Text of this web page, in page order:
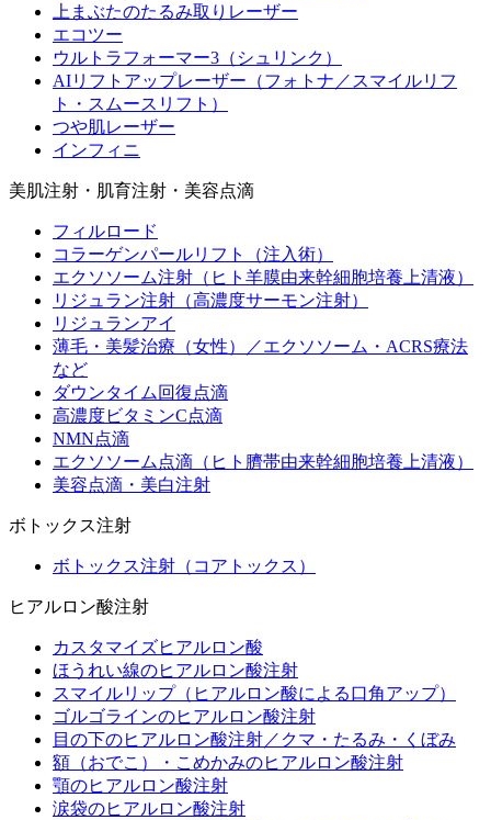
上まぶたのたるみ取りレーザー
エコツー
ウルトラフォーマー3（シュリンク）
AIリフトアップレーザー（フォトナ／スマイルリフ
ト・スムースリフト）
つや肌レーザー
インフィニ
美肌注射・肌育注射・美容点滴
フィルロード
コラーゲンパールリフト（注入術）
エクソソーム注射（ヒト羊膜由来幹細胞培養上清液）
リジュラン注射（高濃度サーモン注射）
リジュランアイ
薄毛・美髪治療（女性）／エクソソーム・ACRS療法
など
ダウンタイム回復点滴
高濃度ビタミンC点滴
NMN点滴
エクソソーム点滴（ヒト臍帯由来幹細胞培養上清液）
美容点滴・美白注射
ボトックス注射
ボトックス注射（コアトックス）
ヒアルロン酸注射
カスタマイズヒアルロン酸
ほうれい線のヒアルロン酸注射
スマイルリップ（ヒアルロン酸による口角アップ）
ゴルゴラインのヒアルロン酸注射
目の下のヒアルロン酸注射／クマ・たるみ・くぼみ
額（おでこ）・こめかみのヒアルロン酸注射
顎のヒアルロン酸注射
涙袋のヒアルロン酸注射